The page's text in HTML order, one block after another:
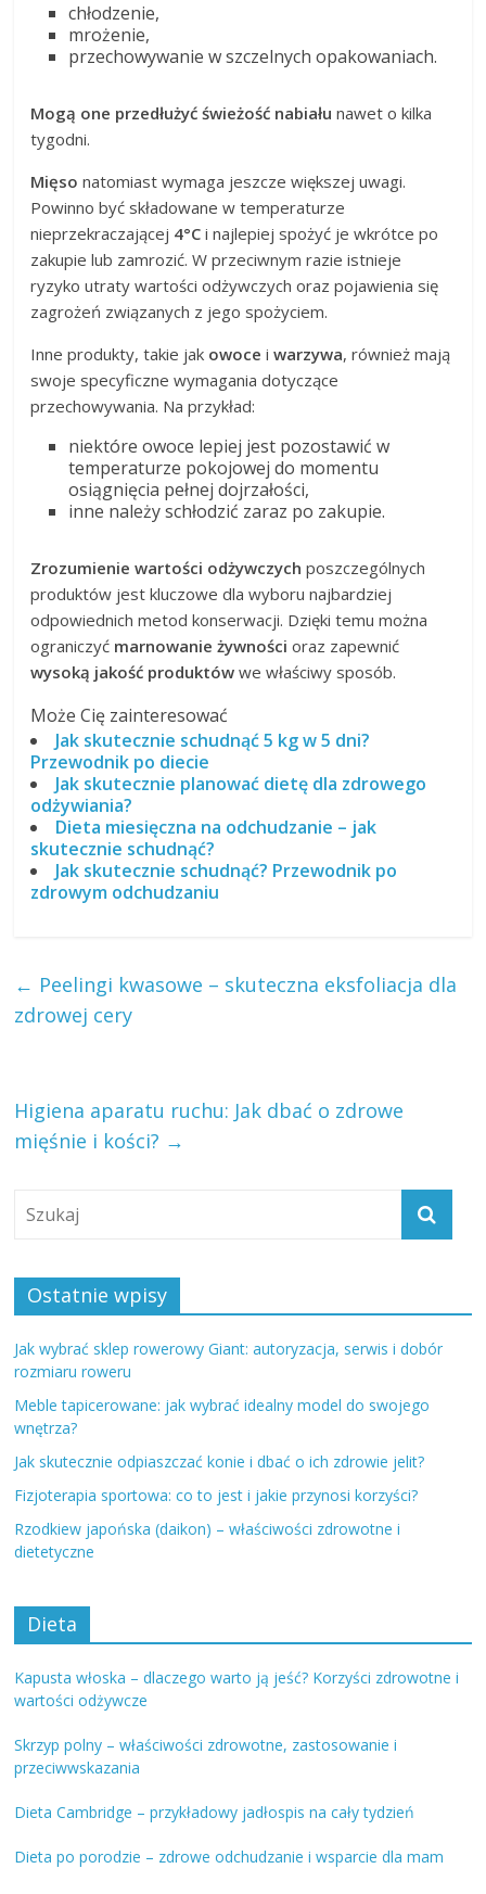
chłodzenie,
mrożenie,
przechowywanie w szczelnych opakowaniach.
Mogą one przedłużyć świeżość nabiału nawet o kilka
tygodni.
Mięso natomiast wymaga jeszcze większej uwagi.
Powinno być składowane w temperaturze
nieprzekraczającej 4°C i najlepiej spożyć je wkrótce po
zakupie lub zamrozić. W przeciwnym razie istnieje
ryzyko utraty wartości odżywczych oraz pojawienia się
zagrożeń związanych z jego spożyciem.
Inne produkty, takie jak owoce iwarzywa, również mają
swoje specyficzne wymagania dotyczące
przechowywania. Na przykład:
niektóre owoce lepiej jest pozostawić w
temperaturze pokojowej do momentu
osiągnięcia pełnej dojrzałości,
inne należy schłodzić zaraz po zakupie.
Zrozumienie wartości odżywczych poszczególnych
produktów jest kluczowe dla wyboru najbardziej
odpowiednich metod konserwacji. Dzięki temu można
ograniczyć marnowanie żywności oraz zapewnić
wysoką jakość produktów we właściwy sposób.
Może Cię zainteresować
Jak skutecznie schudnąć 5 kg w 5 dni?
Przewodnik po diecie
Jak skutecznie planować dietę dla zdrowego
odżywiania?
Dieta miesięczna na odchudzanie – jak
skutecznie schudnąć?
Jak skutecznie schudnąć? Przewodnik po
zdrowym odchudzaniu
← Peelingi kwasowe – skuteczna eksfoliacja dla
zdrowej cery
Higiena aparatu ruchu: Jak dbać o zdrowe
mięśnie i kości? →
Ostatnie wpisy
Jak wybrać sklep rowerowy Giant: autoryzacja, serwis i dobór
rozmiaru roweru
Meble tapicerowane: jak wybrać idealny model do swojego
wnętrza?
Jak skutecznie odpiaszczać konie i dbać o ich zdrowie jelit?
Fizjoterapia sportowa: co to jest i jakie przynosi korzyści?
Rzodkiew japońska (daikon) – właściwości zdrowotne i
dietetyczne
Dieta
Kapusta włoska – dlaczego warto ją jeść? Korzyści zdrowotne i
wartości odżywcze
Skrzyp polny – właściwości zdrowotne, zastosowanie i
przeciwwskazania
Dieta Cambridge – przykładowy jadłospis na cały tydzień
Dieta po porodzie – zdrowe odchudzanie i wsparcie dla mam